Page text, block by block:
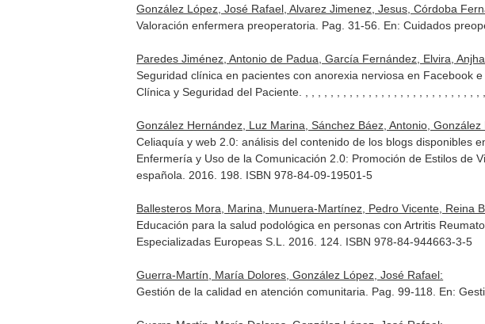
González López, José Rafael, Alvarez Jimenez, Jesus, Córdoba
Valoración enfermera preoperatoria. Pag. 31-56. En: Cuidados
Paredes Jiménez, Antonio de Padua, García Fernández, Elvira,
Seguridad clínica en pacientes con anorexia nerviosa en Facebook
Clínica y Seguridad del Paciente . , , , , , , , , , , , , , , , , , , , , , , , , , , ,
González Hernández, Luz Marina, Sánchez Báez, Antonio,
Celiaquía y web 2.0: análisis del contenido de los blogs disponibles
Enfermería y Uso de la Comunicación 2.0: Promoción de Estilos de
española. 2016. 198. ISBN 978-84-09-19501-5
Ballesteros Mora, Marina, Munuera-Martínez, Pedro Vicente, Reina
Educación para la salud podológica en personas con Artritis
Especializadas Europeas S.L. 2016. 124. ISBN 978-84-944663-3-5
Guerra-Martín, María Dolores, González López, José Rafael:
Gestión de la calidad en atención comunitaria. Pag. 99-118. En: